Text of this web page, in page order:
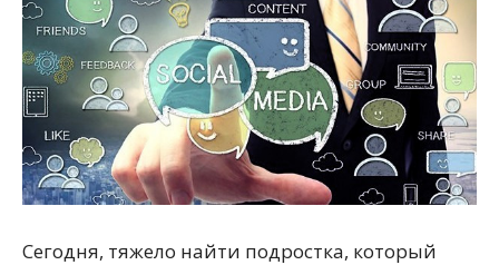
Сегодня, тяжело найти подростка, который